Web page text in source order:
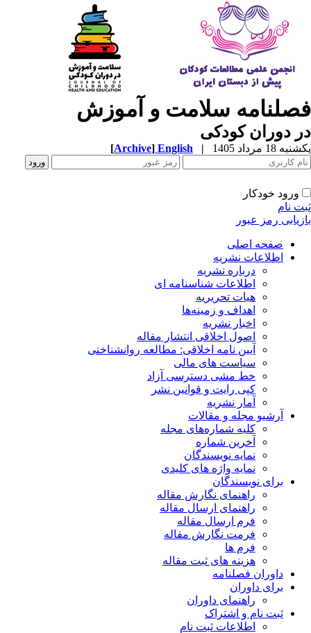
سلامت و آموزش
دوران کودکی
18 مرداد 1405 |
English
[Archive]
ورود خودکار
نام
رمز عبور
صفحه اصلی
اطلاعات نشریه
درباره نشریه
اطلاعات شناسنامه ای
هیات تحریریه
اهداف و زمینه‌ها
اخبار نشریه
اصول اخلاقی انتشار مقاله
آیین نامه اخلاقی: مطالعه روانشناختی
سیاست های مالی
خط مشی دسترسی آزاد
کپی رایت و قوانین نشر
آمار نشریه
آرشیو مجله و مقالات
کلیه شماره‌های مجله
آخرین شماره
نمایه نویسندگان
نمایه واژه های کلیدی
برای نویسندگان
راهنمای نگارش مقاله
راهنمای ارسال مقاله
فرم ارسال مقاله
فرمت نگارش مقاله
فرم ها
هزینه های ثبت مقاله
داوران فصلنامه
برای داوران
راهنمای داوران
ثبت نام و اشتراک
اطلاعات ثبت نام